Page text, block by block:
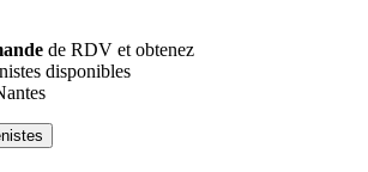
de RDV et obtenez
disponibles